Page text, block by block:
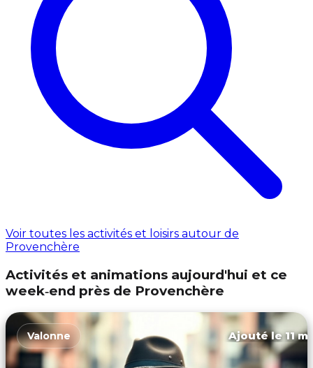
Voir toutes les activités et loisirs autour de
Provenchère
Activités et animations aujourd'hui et ce
week‑end près de Provenchère
Valonne Ajouté le 11